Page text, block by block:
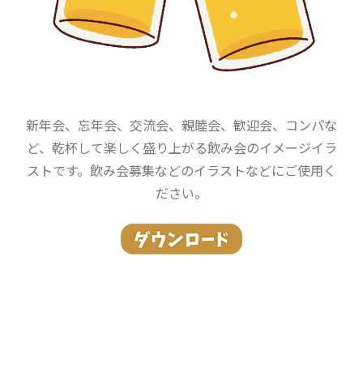
新年会、忘年会、交流会、親睦会、歓迎会、コンパな
ど、乾杯して楽しく盛り上がる飲み会のイメージイラ
ストです。飲み会募集などのイラストなどにご使用く
ださい。